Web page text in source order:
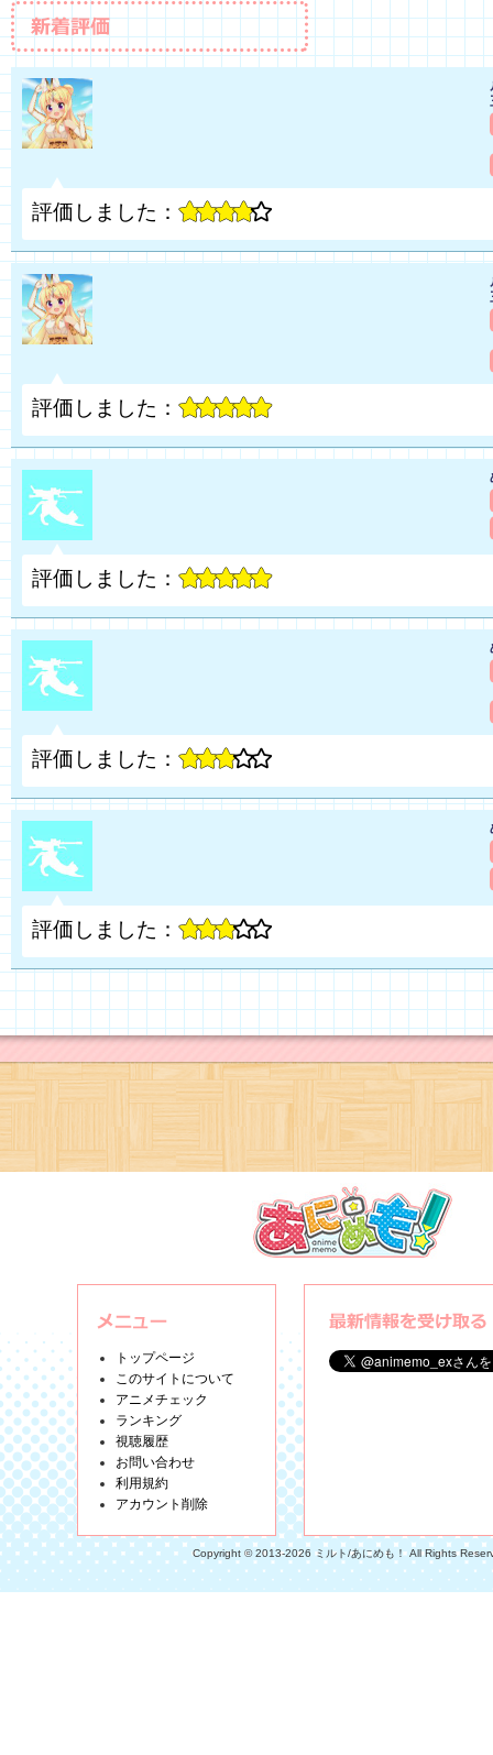
評価しました：
評価しました：
評価しました：
評価しました：
評価しました：
トップページ
このサイトについて
アニメチェック
ランキング
視聴履歴
お問い合わせ
利用規約
アカウント削除
Copyright © 2013-2026 ミルト/あにめも！ All Rights